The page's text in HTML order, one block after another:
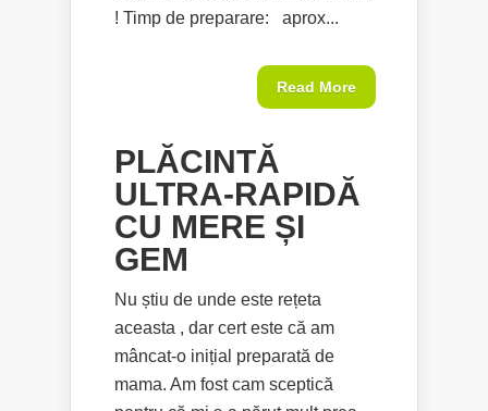
! Timp de preparare: aprox...
Read More
PLĂCINTĂ
ULTRA-RAPIDĂ
CU MERE ȘI
GEM
Nu știu de unde este rețeta
aceasta , dar cert este că am
mâncat-o inițial preparată de
mama. Am fost cam sceptică